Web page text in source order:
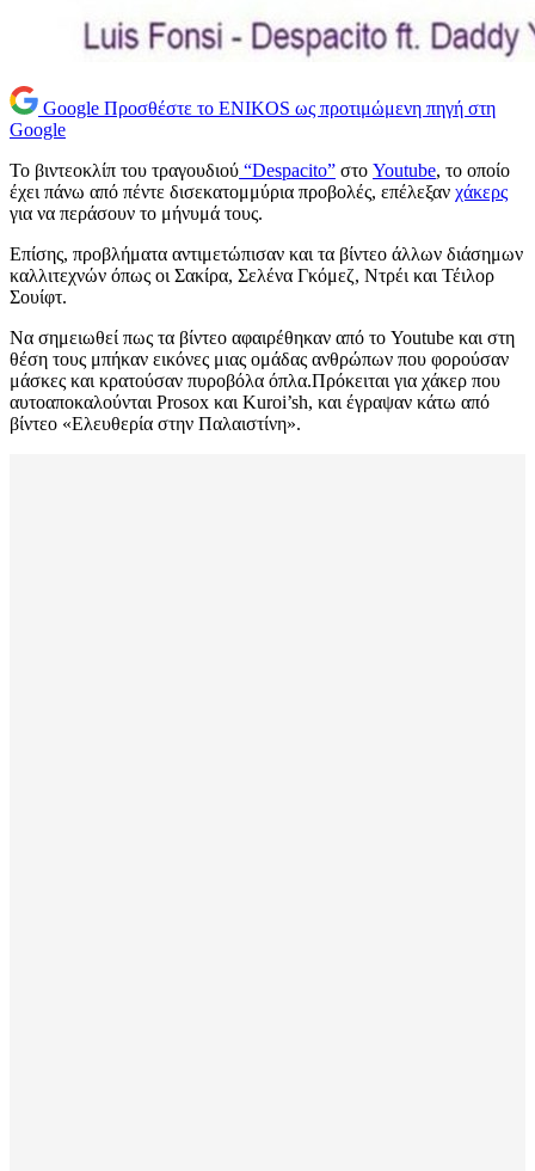
Google Προσθέστε το ENIKOS ως προτιμώμενη πηγή στη
Google
Το βιντεοκλίπ του τραγουδιού “Despacito” στο Youtube, το οποίο
έχει πάνω από πέντε δισεκατομμύρια προβολές, επέλεξαν χάκερς
για να περάσουν το μήνυμά τους.
Επίσης, προβλήματα αντιμετώπισαν και τα βίντεο άλλων διάσημων
καλλιτεχνών όπως οι Σακίρα, Σελένα Γκόμεζ, Ντρέι και Τέιλορ
Σουίφτ.
Να σημειωθεί πως τα βίντεο αφαιρέθηκαν από το Youtube και στη
θέση τους μπήκαν εικόνες μιας ομάδας ανθρώπων που φορούσαν
μάσκες και κρατούσαν πυροβόλα όπλα.Πρόκειται για χάκερ που
αυτοαποκαλούνται Prosox και Kuroi’sh, και έγραψαν κάτω από
βίντεο «Ελευθερία στην Παλαιστίνη».